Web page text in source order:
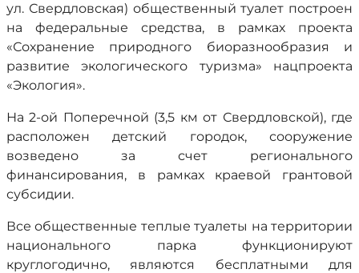
ул. Свердловская) общественный туалет построен
на федеральные средства, в рамках проекта
«Сохранение природного биоразнообразия и
развитие экологического туризма» нацпроекта
«Экология».
На 2-ой Поперечной (3,5 км от Свердловской), где
расположен детский городок, сооружение
возведено за счет регионального
финансирования, в рамках краевой грантовой
субсидии.
Все общественные теплые туалеты на территории
национального парка функционируют
круглогодично, являются бесплатными для